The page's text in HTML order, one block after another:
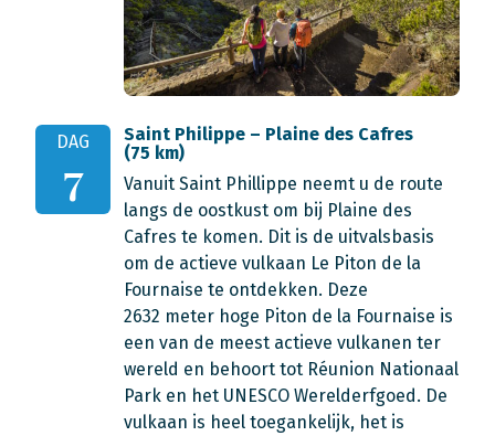
DAG
7
Saint Philippe – Plaine des Cafres
(75 km)
Vanuit Saint Phillippe neemt u de route
langs de oostkust om bij Plaine des
Cafres te komen. Dit is de uitvalsbasis
om de actieve vulkaan Le Piton de la
Fournaise te ontdekken. Deze
2632 meter hoge Piton de la Fournaise is
een van de meest actieve vulkanen ter
wereld en behoort tot Réunion Nationaal
Park en het UNESCO Werelderfgoed. De
vulkaan is heel toegankelijk, het is